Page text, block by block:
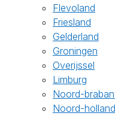
Flevoland
Friesland
Gelderland
Groningen
Overijssel
Limburg
Noord-
Noord-holland